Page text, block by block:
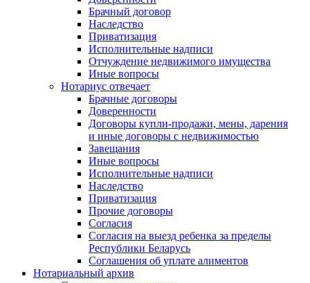
Брачный договор
Наследство
Приватизация
Исполнительные надписи
Отчуждение недвижимого имущества
Иные вопросы
Нотариус отвечает
Брачные договоры
Доверенности
Договоры купли-продажи, мены, дарения
и иные договоры с недвижимостью
Завещания
Иные вопросы
Исполнительные надписи
Наследство
Приватизация
Прочие договоры
Согласия
Согласия на выезд ребенка за пределы
Республики Беларусь
Соглашения об уплате алиментов
Нотариальный архив